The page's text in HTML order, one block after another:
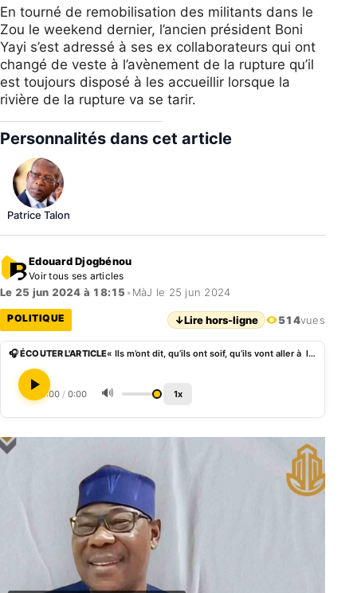
En tourné de remobilisation des militants dans le
Zou le weekend dernier, l’ancien président Boni
Yayi s’est adressé à ses ex collaborateurs qui ont
changé de veste à l’avènement de la rupture qu’il
est toujours disposé à les accueillir lorsque la
rivière de la rupture va se tarir.
Personnalités dans cet article
Patrice Talon
Edouard Djogbénou
Voir tous ses articles
Le 25 jun 2024 à 18:15 • MàJ le 25 jun 2024
POLITIQUE ↓Lire hors-ligne 514vues
🎧 ÉCOUTER L'ARTICLE « Ils m’ont dit, qu’ils ont soif, qu’ils vont aller à la rivière », Boni Yayi parlant de ses ex collaborateurs
0:00 / 0:00 🔊 1x